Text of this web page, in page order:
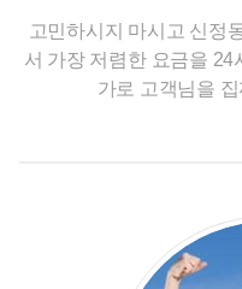
고민하시지 마시고 신정
서 가장 저렴한 요금을 24
가로 고객님을